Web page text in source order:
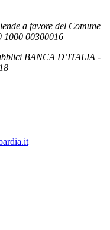
a favore del Comune
1000 00300016
BANCA D’ITALIA -